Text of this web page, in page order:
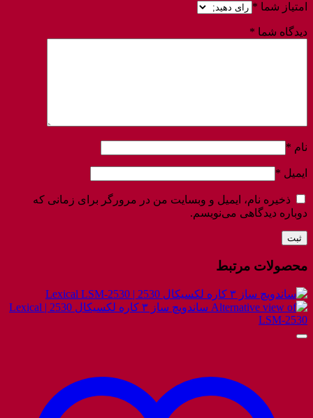
امتیاز شما *
دیدگاه شما *
نام *
ایمیل *
ذخیره نام، ایمیل و وبسایت من در مرورگر برای زمانی که
دوباره دیدگاهی می‌نویسم.
محصولات مرتبط